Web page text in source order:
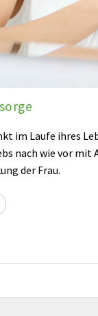
im Laufe ihres
nach wie vor mit
der Frau.